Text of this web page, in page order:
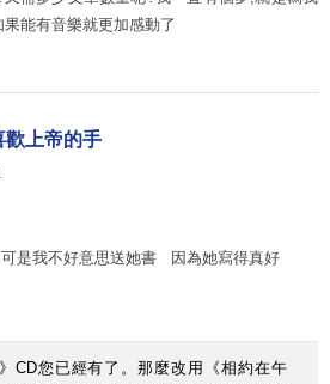
能有音樂就更加感動了
歡上帝的手
是我不好意思送她書 因為她寫得真好
CD您已經有了。那麼改用《相約在午